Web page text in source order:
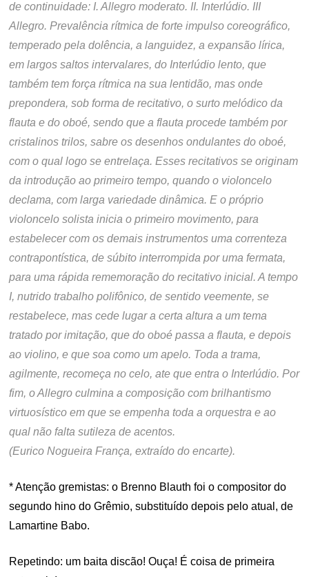
de continuidade: I. Allegro moderato. II. Interlúdio. III
Allegro. Prevalência rítmica de forte impulso coreográfico,
temperado pela dolência, a languidez, a expansão lírica,
em largos saltos intervalares, do Interlúdio lento, que
também tem força rítmica na sua lentidão, mas onde
prepondera, sob forma de recitativo, o surto melódico da
flauta e do oboé, sendo que a flauta procede também por
cristalinos trilos, sabre os desenhos ondulantes do oboé,
com o qual logo se entrelaça. Esses recitativos se originam
da introdução ao primeiro tempo, quando o violoncelo
declama, com larga variedade dinâmica. E o próprio
violoncelo solista inicia o primeiro movimento, para
estabelecer com os demais instrumentos uma correnteza
contrapontística, de súbito interrompida por uma fermata,
para uma rápida rememoração do recitativo inicial. A tempo
I, nutrido trabalho polifônico, de sentido veemente, se
restabelece, mas cede lugar a certa altura a um tema
tratado por imitação, que do oboé passa a flauta, e depois
ao violino, e que soa como um apelo. Toda a trama,
agilmente, recomeça no celo, ate que entra o Interlúdio. Por
fim, o Allegro culmina a composição com brilhantismo
virtuosístico em que se empenha toda a orquestra e ao
qual não falta sutileza de acentos.
(Eurico Nogueira França, extraído do encarte).
* Atenção gremistas: o Brenno Blauth foi o compositor do
segundo hino do Grêmio, substituído depois pelo atual, de
Lamartine Babo.
Repetindo: um baita discão! Ouça! É coisa de primeira